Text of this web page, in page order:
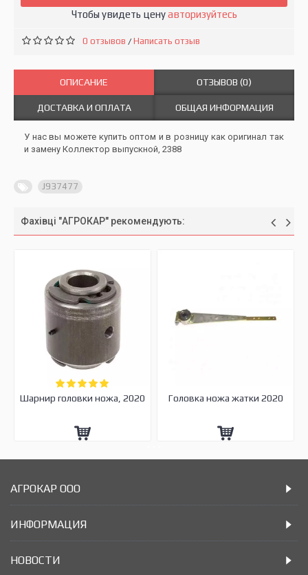
Чтобы увидеть ценуавторизуйтесь
0 отзывов /Написать отзыв
ОПИСАНИЕ ОТЗЫВОВ (0)
ДОСТАВКА И ОПЛАТА ОБЩАЯ ИНФОРМАЦИЯ
У нас вы можете купить оптом и в розницу как оригинал так
и замену Коллектор выпускной, 2388
J937477
Фахівці "АГРОКАР" рекомендують:
Шарнир головки ножа, 2020 Головка ножа жатки 2020
АГРОКАР ООО
ИНФОРМАЦИЯ
НОВОСТИ